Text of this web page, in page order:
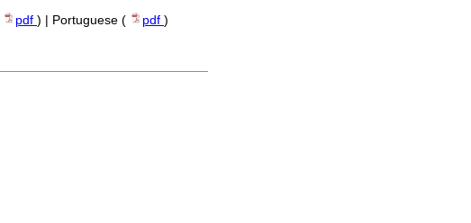
pdf ) | Portuguese ( pdf )